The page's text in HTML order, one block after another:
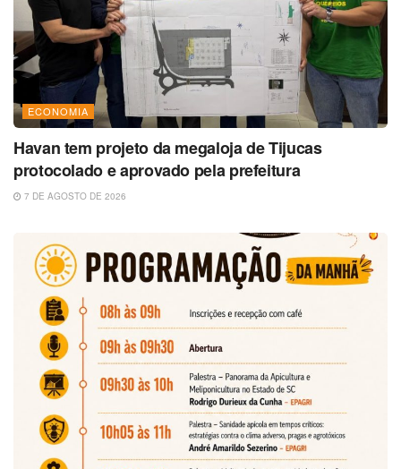
ECONOMIA
Havan tem projeto da megaloja de Tijucas
protocolado e aprovado pela prefeitura
7 DE AGOSTO DE 2026